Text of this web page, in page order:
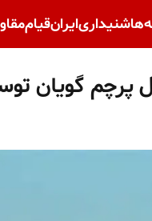
شنیداریایرانقیام
گویان